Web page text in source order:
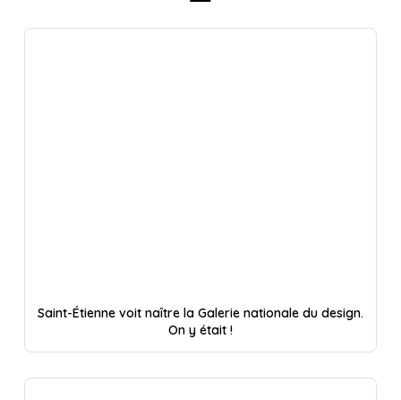
Saint-Étienne voit naître la Galerie nationale du design.
On y était !